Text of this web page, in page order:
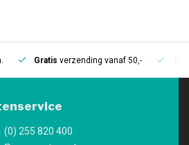
Gratis verzending vanaf 50,-
(0) 255 820 400